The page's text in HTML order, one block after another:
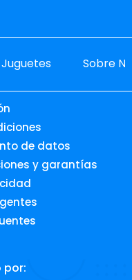
Juguetes Sobre
de datos
y garantías
por: